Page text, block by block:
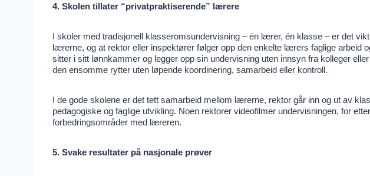
4. Skolen tillater “privatpraktiserende” lærere
I skoler med tradisjonell klasseromsundervisning – én lærer, én klasse – er det
lærerne, og at rektor eller inspektører følger opp den enkelte lærers faglige arbeid
sitter i sitt lønnkammer og legger opp sin undervisning uten innsyn fra kolleger
den ensomme rytter uten løpende koordinering, samarbeid eller kontroll.
I de gode skolene er det tett samarbeid mellom lærerne, rektor går inn og ut av
pedagogiske og faglige utvikling. Noen rektorer videofilmer undervisningen, for
forbedringsområder med læreren.
5. Svake resultater på nasjonale prøver